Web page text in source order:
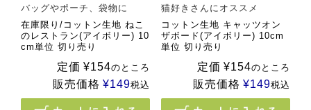
バッグやポーチ、袋物に
在庫限り/コットン生地 ねこ
のレストラン(アイボリー) 10
cm単位 切り売り
定価 ¥154のところ
販売価格 ¥149税込
猫好きさんにオススメ
コットン生地 キャッツオン
ザボード(アイボリー) 10cm
単位 切り売り
定価 ¥154のところ
販売価格 ¥149税込